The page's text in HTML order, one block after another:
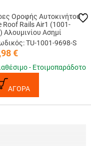
Οροφής Αυτοκινήτου
Roof Rails Air1 (1001-
Αλουμινίου Ασημί
TU-1001-9698-S
€
- Ετοιμοπαράδοτο
ΑΓΟΡΑ